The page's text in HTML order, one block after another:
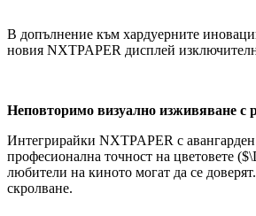
В допълнение към хардуерните
новия NXTPAPER дисплей
Неповторимо визуално изживяване с
Интегрирайки NXTPAPER с
професионална точност на цветовете
любители на киното могат да се
скролване.